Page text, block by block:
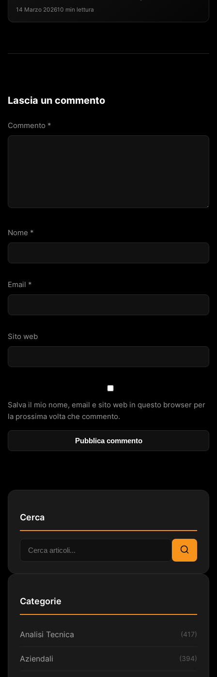
14 Marzo 202610 min lettura
Lascia un commento
Commento *
Nome *
Email *
Sito web
Salva il mio nome, email e sito web in questo browser per
la prossima volta che commento.
Cerca
Cerca:
Cerca
Categorie
Analisi Tecnica (417)
Aziendali (394)